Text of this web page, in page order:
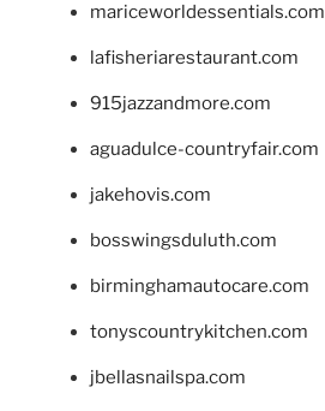
mariceworldessentials.com
lafisheriarestaurant.com
915jazzandmore.com
aguadulce-countryfair.com
jakehovis.com
bosswingsduluth.com
birminghamautocare.com
tonyscountrykitchen.com
jbellasnailspa.com